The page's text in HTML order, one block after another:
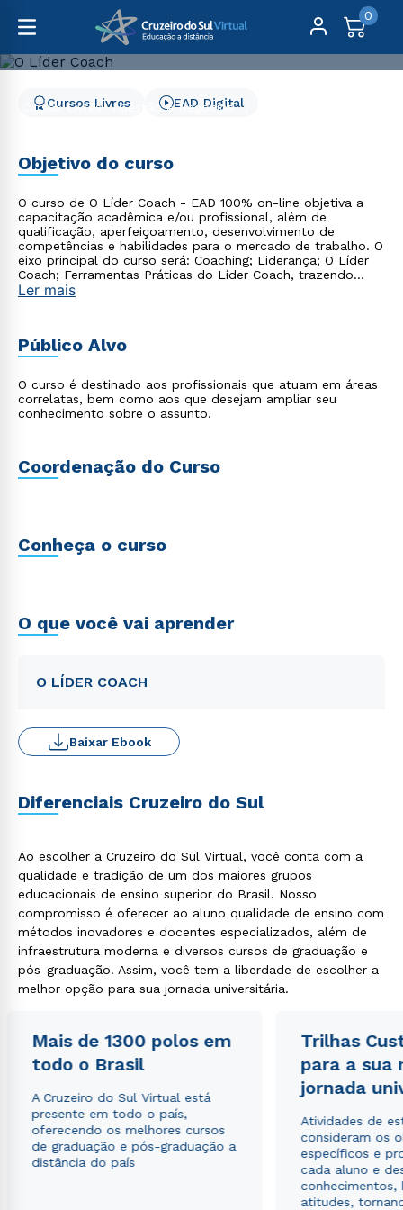
0
Cursos Livres Gestão e Negócios
Cursos Livres EAD Digital
Objetivo do curso
O curso de O Líder Coach - EAD 100% on-line objetiva a
capacitação acadêmica e/ou profissional, além de
qualificação, aperfeiçoamento, desenvolvimento de
competências e habilidades para o mercado de trabalho. O
eixo principal do curso será: Coaching; Liderança; O Líder
Coach; Ferramentas Práticas do Líder Coach, trazendo
ferramentas práticas para sua implantação e um novo
Ler mais
Público Alvo
O curso é destinado aos profissionais que atuam em áreas
correlatas, bem como aos que desejam ampliar seu
conhecimento sobre o assunto.
Coordenação do Curso
Conheça o curso
O que você vai aprender
O LÍDER COACH
Baixar Ebook
Diferenciais Cruzeiro do Sul
Ao escolher a Cruzeiro do Sul Virtual, você conta com a
qualidade e tradição de um dos maiores grupos
educacionais de ensino superior do Brasil. Nosso
compromisso é oferecer ao aluno qualidade de ensino com
métodos inovadores e docentes especializados, além de
infraestrutura moderna e diversos cursos de graduação e
pós-graduação. Assim, você tem a liberdade de escolher a
melhor opção para sua jornada universitária.
Mais de 1300 polos em
todo o Brasil
A Cruzeiro do Sul Virtual está
presente em todo o país,
oferecendo os melhores cursos
de graduação e pós-graduação a
distância do país
Trilhas
para a sua
jornada
Atividades de
consideram os
específicos e
cada aluno e
conhecimentos,
atitudes,